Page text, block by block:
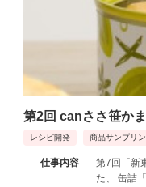
第2回 canささ笹か
プロジェクト
レシピ開発 商品サンプリ
仕事内容
第7回「新
た、 缶詰